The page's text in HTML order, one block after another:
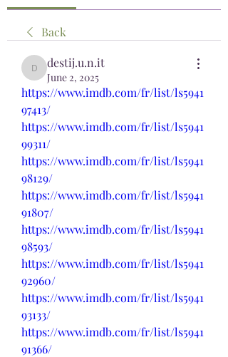
Back
destij.u.n.it
destij.u.n.it
June 2, 2025
https://www.imdb.com/fr/list/ls5941
97413/
https://www.imdb.com/fr/list/ls5941
99311/
https://www.imdb.com/fr/list/ls5941
98129/
https://www.imdb.com/fr/list/ls5941
91807/
https://www.imdb.com/fr/list/ls5941
98593/
https://www.imdb.com/fr/list/ls5941
92960/
https://www.imdb.com/fr/list/ls5941
93133/
https://www.imdb.com/fr/list/ls5941
91366/